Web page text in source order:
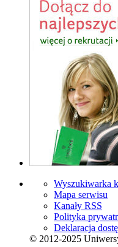
Wyszukiwarka
Mapa serwisu
Kanały RSS
Polityka
Deklaracja
© 2012-2025